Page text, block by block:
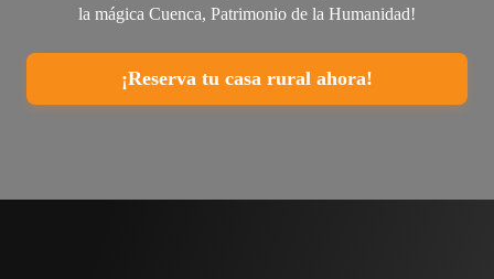
la mágica Cuenca, Patrimonio de la Humanidad!
¡Reserva tu casa rural ahora!